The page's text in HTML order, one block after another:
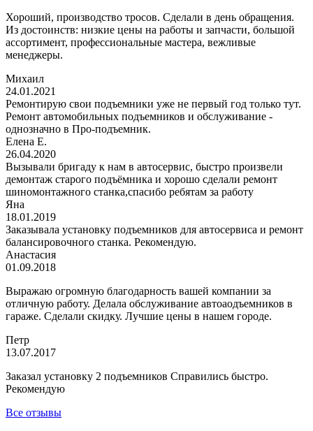
Хороший, производство тросов. Сделали в день обращения.
Из достоинств: низкие цены на работы и запчасти, большой
ассортимент, профессиональные мастера, вежливые
менеджеры.
Михаил
24.01.2021
Ремонтирую свои подъемники уже не первый год только тут.
Ремонт автомобильных подъемников и обслуживание -
однозначно в Про-подъемник.
Елена Е.
26.04.2020
Вызывали бригаду к нам в автосервис, быстро произвели
демонтаж старого подъёмника и хорошо сделали ремонт
шиномонтажного станка,спасибо ребятам за работу
Яна
18.01.2019
Заказывала установку подъемников для автосервиса и ремонт
балансировочного станка. Рекомендую.
Анастасия
01.09.2018
Выражаю огромную благодарность вашей компании за
отличную работу. Делала обслуживание автоаодъемников в
гараже. Сделали скидку. Лучшие цены в нашем городе.
Петр
13.07.2017
Заказал установку 2 подъемников Справились быстро.
Рекомендую
Все отзывы